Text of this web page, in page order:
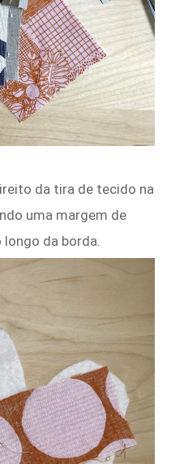
da tira de tecido na
uma margem de
da borda.